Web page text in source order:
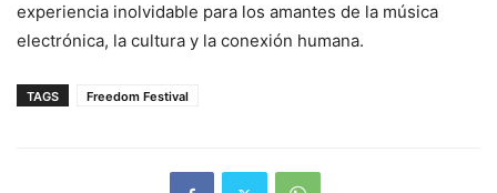
experiencia inolvidable para los amantes de la música
electrónica, la cultura y la conexión humana.
TAGS Freedom Festival